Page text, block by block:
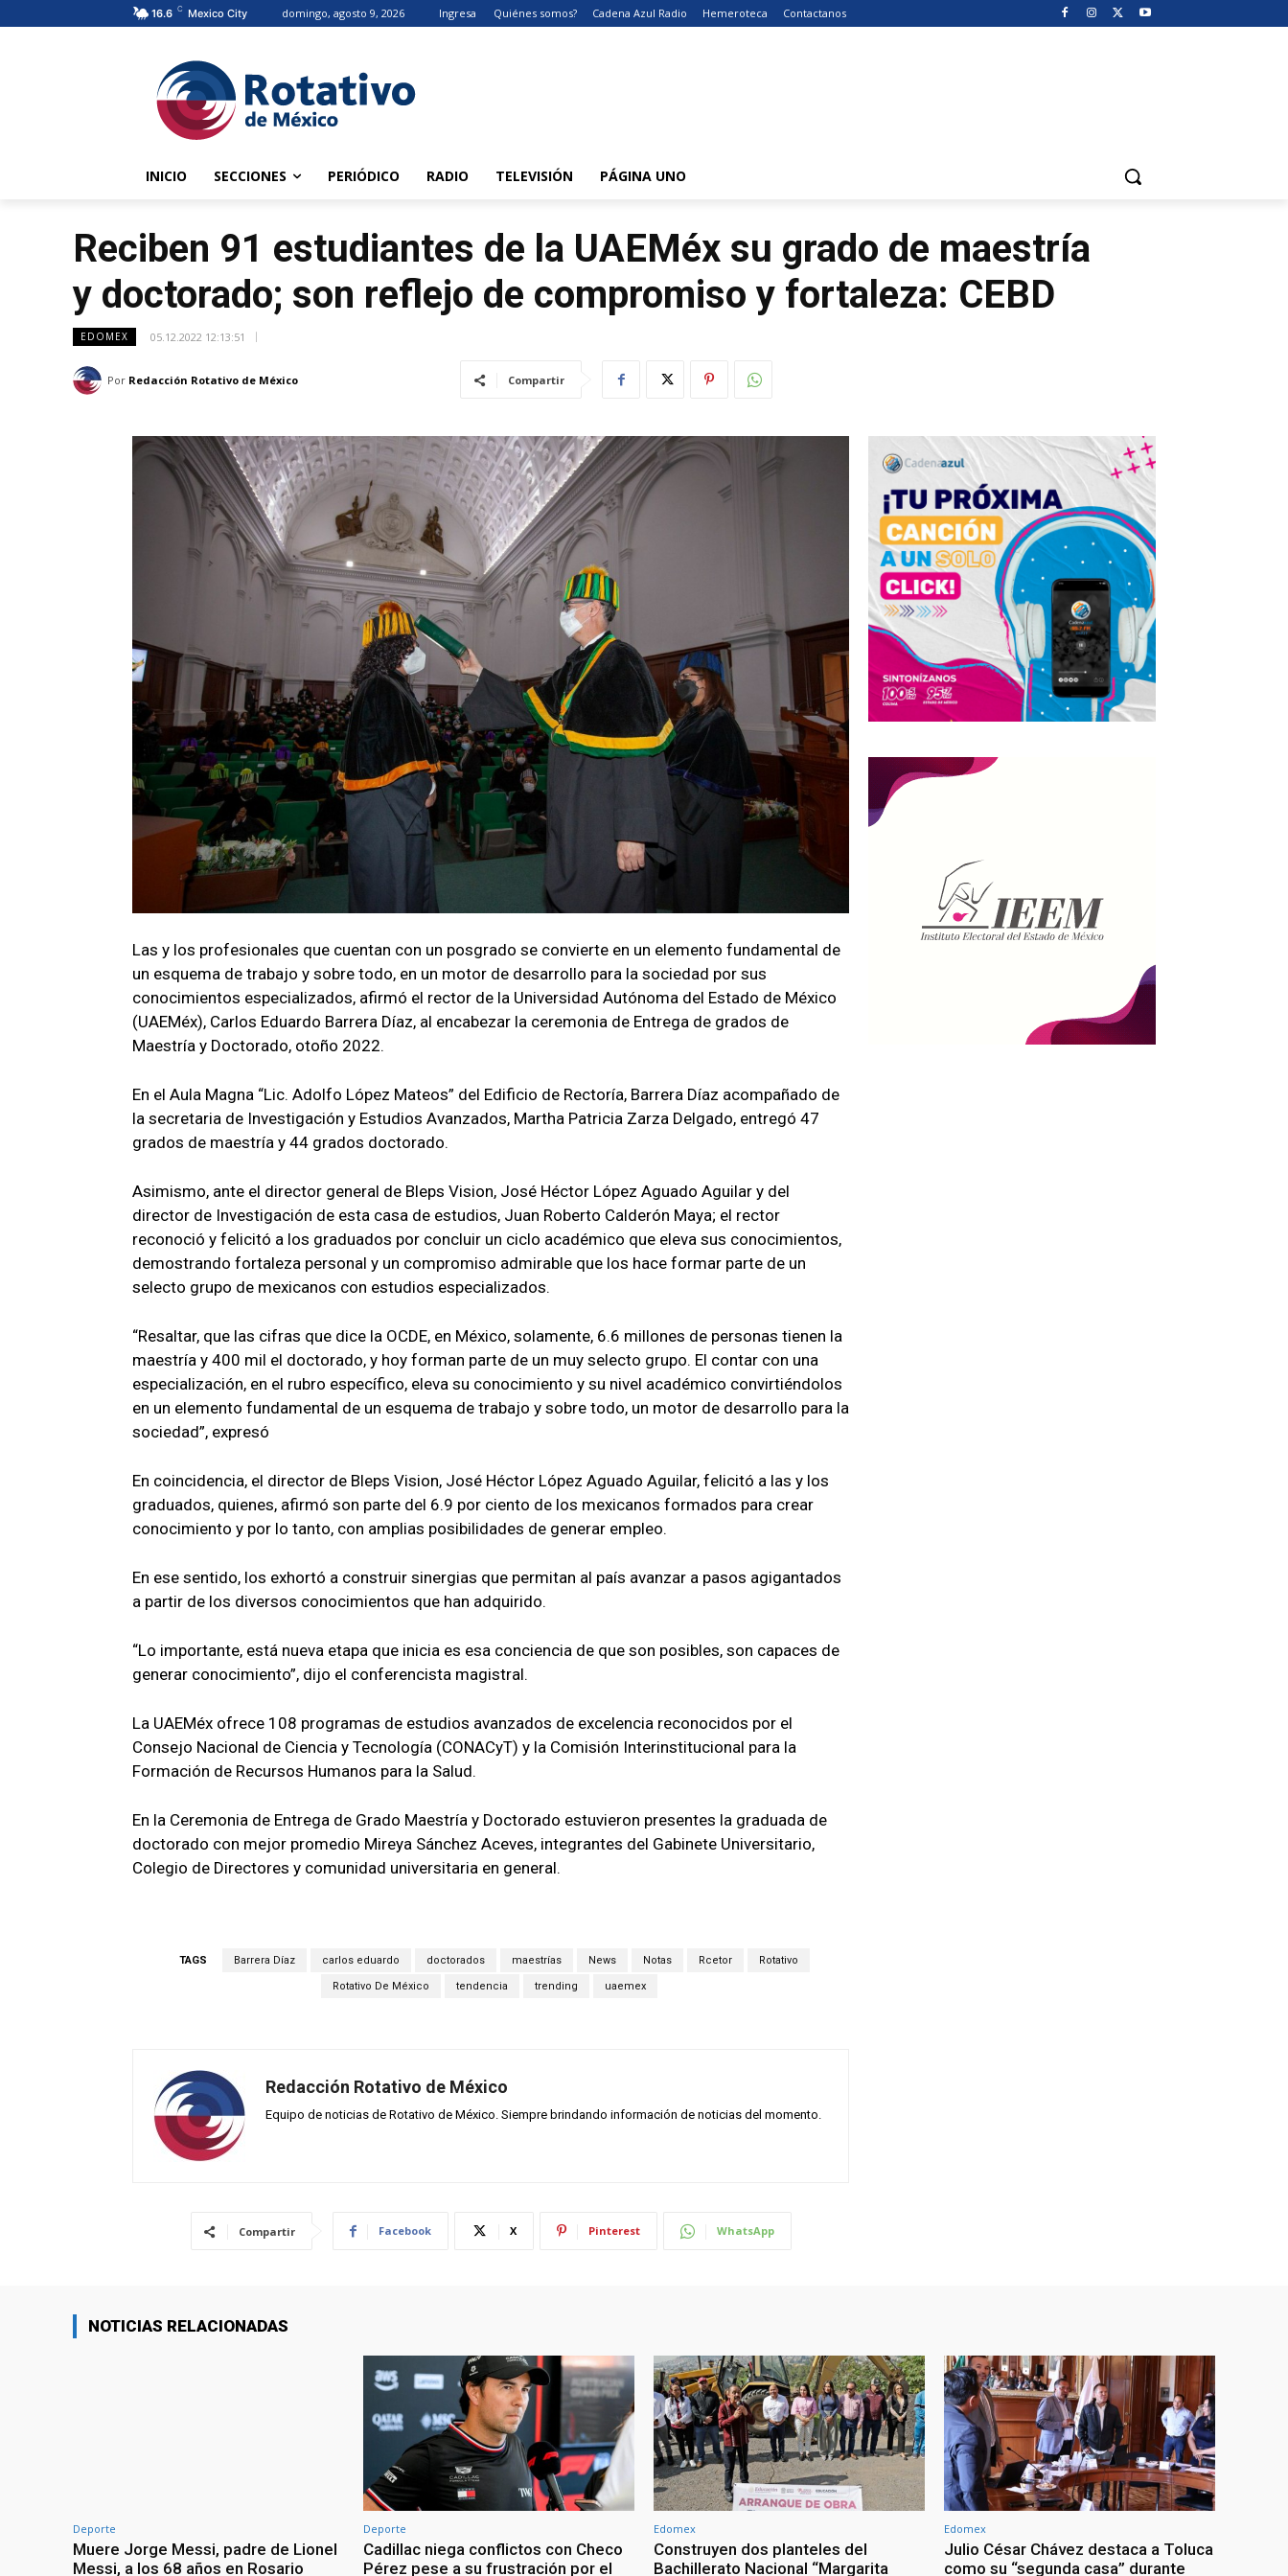
16.6 C Mexico City domingo, agosto 9, 2026 Ingresa Quiénes somos? Cadena Azul Radio Hemeroteca Contactanos
INICIO SECCIONES PERIÓDICO RADIO TELEVISIÓN PÁGINA UNO
Reciben 91 estudiantes de la UAEMéx su grado de maestría
y doctorado; son reflejo de compromiso y fortaleza: CEBD
EDOMEX 05.12.2022 12:13:51
Por Redacción Rotativo de México Compartir
Las y los profesionales que cuentan con un posgrado se convierte en un elemento fundamental de
un esquema de trabajo y sobre todo, en un motor de desarrollo para la sociedad por sus
conocimientos especializados, afirmó el rector de la Universidad Autónoma del Estado de México
(UAEMéx), Carlos Eduardo Barrera Díaz, al encabezar la ceremonia de Entrega de grados de
Maestría y Doctorado, otoño 2022.
En el Aula Magna “Lic. Adolfo López Mateos” del Edificio de Rectoría, Barrera Díaz acompañado de
la secretaria de Investigación y Estudios Avanzados, Martha Patricia Zarza Delgado, entregó 47
grados de maestría y 44 grados doctorado.
Asimismo, ante el director general de Bleps Vision, José Héctor López Aguado Aguilar y del
director de Investigación de esta casa de estudios, Juan Roberto Calderón Maya; el rector
reconoció y felicitó a los graduados por concluir un ciclo académico que eleva sus conocimientos,
demostrando fortaleza personal y un compromiso admirable que los hace formar parte de un
selecto grupo de mexicanos con estudios especializados.
“Resaltar, que las cifras que dice la OCDE, en México, solamente, 6.6 millones de personas tienen la
maestría y 400 mil el doctorado, y hoy forman parte de un muy selecto grupo. El contar con una
especialización, en el rubro específico, eleva su conocimiento y su nivel académico convirtiéndolos
en un elemento fundamental de un esquema de trabajo y sobre todo, un motor de desarrollo para la
sociedad”, expresó
En coincidencia, el director de Bleps Vision, José Héctor López Aguado Aguilar, felicitó a las y los
graduados, quienes, afirmó son parte del 6.9 por ciento de los mexicanos formados para crear
conocimiento y por lo tanto, con amplias posibilidades de generar empleo.
En ese sentido, los exhortó a construir sinergias que permitan al país avanzar a pasos agigantados
a partir de los diversos conocimientos que han adquirido.
“Lo importante, está nueva etapa que inicia es esa conciencia de que son posibles, son capaces de
generar conocimiento”, dijo el conferencista magistral.
La UAEMéx ofrece 108 programas de estudios avanzados de excelencia reconocidos por el
Consejo Nacional de Ciencia y Tecnología (CONACyT) y la Comisión Interinstitucional para la
Formación de Recursos Humanos para la Salud.
En la Ceremonia de Entrega de Grado Maestría y Doctorado estuvieron presentes la graduada de
doctorado con mejor promedio Mireya Sánchez Aceves, integrantes del Gabinete Universitario,
Colegio de Directores y comunidad universitaria en general.
TAGS Barrera Díaz carlos eduardo doctorados maestrías News Notas Rcetor Rotativo
Rotativo De México tendencia trending uaemex
Redacción Rotativo de México
Equipo de noticias de Rotativo de México. Siempre brindando información de noticias del momento.
Compartir Facebook X Pinterest WhatsApp
NOTICIAS RELACIONADAS
Deporte
Muere Jorge Messi, padre de Lionel
Messi, a los 68 años en Rosario
Deporte
Cadillac niega conflictos con Checo
Pérez pese a su frustración por el
Edomex
Construyen dos planteles del
Bachillerato Nacional “Margarita
Edomex
Julio César Chávez destaca a Toluca
como su “segunda casa” durante